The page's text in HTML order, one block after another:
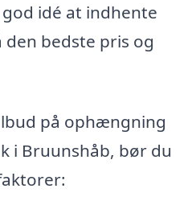
idé at indhente
bedste pris og
på ophængning
i Bruunshåb, bør du